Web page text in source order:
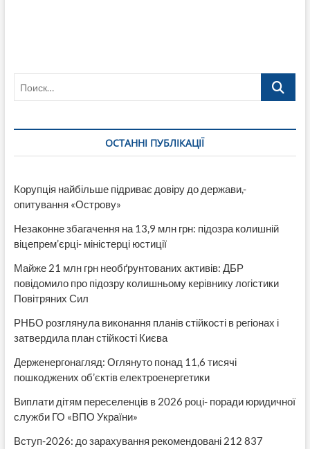
Поиск…
ОСТАННІ ПУБЛІКАЦІЇ
Корупція найбільше підриває довіру до держави,-
опитування «Острову»
Незаконне збагачення на 13,9 млн грн: підозра колишній
віцепрем’єрці- міністерці юстиції
Майже 21 млн грн необґрунтованих активів: ДБР
повідомило про підозру колишньому керівнику логістики
Повітряних Сил
РНБО розглянула виконання планів стійкості в регіонах і
затвердила план стійкості Києва
Держенергонагляд: Оглянуто понад 11,6 тисячі
пошкоджених об’єктів електроенергетики
Виплати дітям переселенців в 2026 році- поради юридичної
служби ГО «ВПО України»
Вступ-2026: до зарахування рекомендовані 212 837